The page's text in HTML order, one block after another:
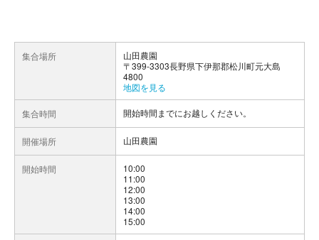
集合場所
山田農園
〒399-3303長野県下伊那郡松川町元大島
4800
地図を見る
集合時間 開始時間までにお越しください。
開催場所 山田農園
開始時間
10:00
11:00
12:00
13:00
14:00
15:00